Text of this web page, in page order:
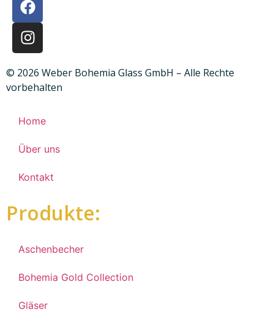
© 2026 Weber Bohemia Glass GmbH – Alle Rechte
vorbehalten
Home
Über uns
Kontakt
Produkte:
Aschenbecher
Bohemia Gold Collection
Gläser